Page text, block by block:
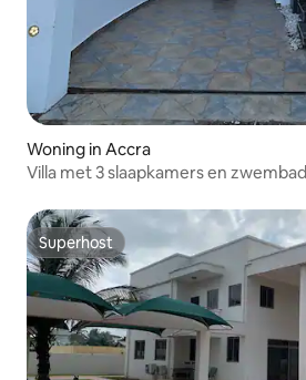
Woning in Accra
Villa met 3 slaapkamers en zwembad
Superhost
Superhost